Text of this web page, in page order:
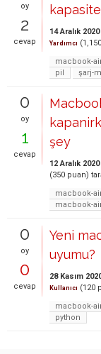
oy
2
cevap
14 Aralık 2020
Yardımcı (1,150
macbook-
pil
şarj-
0
oy
1
cevap
şey
12 Aralık 2020
(350 puan)
macbook-
macbook-
0
oy
0
cevap
Yeni
uyumu?
28 Kasım
Kullanıcı (120
macbook-
python